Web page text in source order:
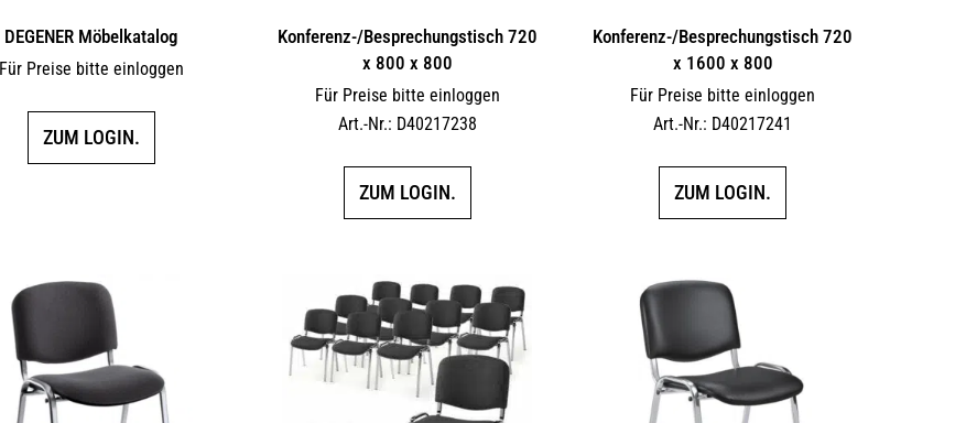
DEGENER Möbelkatalog
Für Preise bitte einloggen
ZUM LOGIN.
Konferenz-/Besprechungstisch 720
x 800 x 800
Für Preise bitte einloggen
Art.-Nr.: D40217238
ZUM LOGIN.
Konferenz-/Besprechungstisch 720
x 1600 x 800
Für Preise bitte einloggen
Art.-Nr.: D40217241
ZUM LOGIN.